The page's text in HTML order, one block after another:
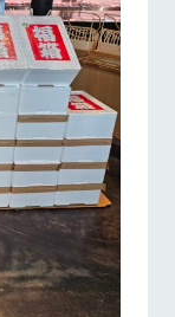
牧場マップのダ
ウンロード
セス
お客様へ